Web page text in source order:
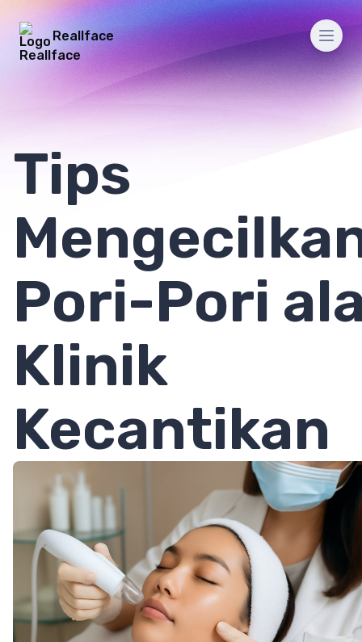
Reallface
Tips
Pori-Pori
Klinik
Kecantikan